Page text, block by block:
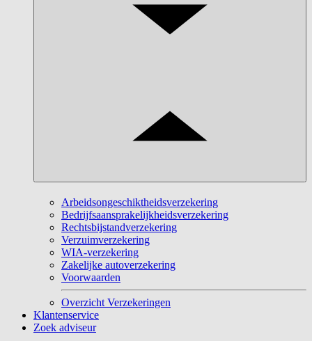
Arbeidsongeschiktheidsverzekering
Bedrijfsaansprakelijkheidsverzekering
Rechtsbijstandverzekering
Verzuimverzekering
WIA-verzekering
Zakelijke autoverzekering
Voorwaarden
Overzicht Verzekeringen
Klantenservice
Zoek adviseur